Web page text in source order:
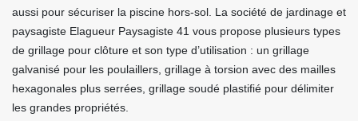
aussi pour sécuriser la piscine hors-sol. La société de jardinage et
paysagiste Elagueur Paysagiste 41 vous propose plusieurs types
de grillage pour clôture et son type d’utilisation : un grillage
galvanisé pour les poulaillers, grillage à torsion avec des mailles
hexagonales plus serrées, grillage soudé plastifié pour délimiter
les grandes propriétés.